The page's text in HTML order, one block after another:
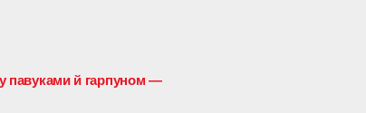
павуками й гарпуном —